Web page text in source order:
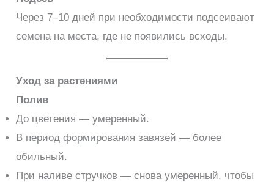
Через 7–10 дней при необходимости подсеивают
семена на места, где не появились всходы.
Уход за растениями
Полив
До цветения — умеренный.
В период формирования завязей — более
обильный.
При наливе стручков — снова умеренный, чтобы